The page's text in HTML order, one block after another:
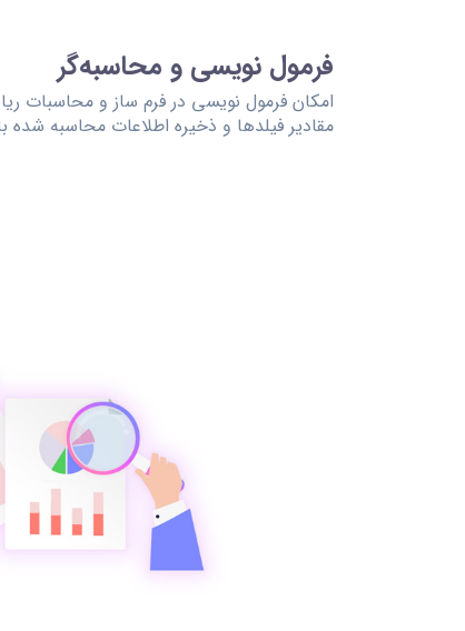
فرمول نویسی و محاسبه‌گر
امکان فرمول نویسی در فرم ساز و محاسبات
مقادیر فیلدها و ذخیره اطلاعات محاسبه شده